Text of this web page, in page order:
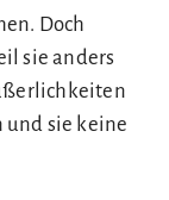
Doch
sie anders
und sie keine